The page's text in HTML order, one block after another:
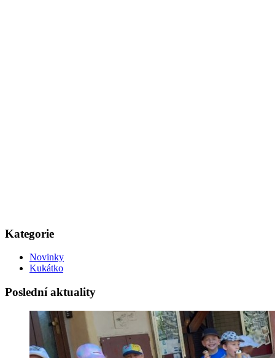
Kategorie
Novinky
Kukátko
Poslední aktuality